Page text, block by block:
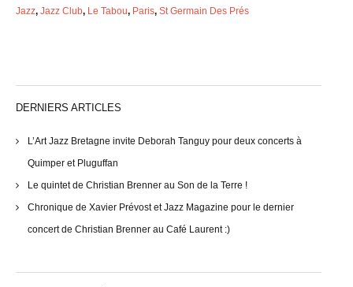
Jazz, Jazz Club, Le Tabou, Paris, St Germain Des Prés
DERNIERS ARTICLES
L’Art Jazz Bretagne invite Deborah Tanguy pour deux concerts à
Quimper et Pluguffan
Le quintet de Christian Brenner au Son de la Terre !
Chronique de Xavier Prévost et Jazz Magazine pour le dernier
concert de Christian Brenner au Café Laurent :)